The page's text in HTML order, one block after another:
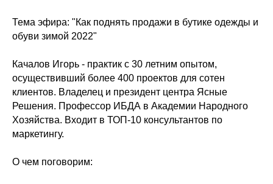
Тема эфира: "Как поднять продажи в бутике одежды и
обуви зимой 2022"
Качалов Игорь - практик с 30 летним опытом,
осуществивший более 400 проектов для сотен
клиентов. Владелец и президент центра Ясные
Решения. Профессор ИБДА в Академии Народного
Хозяйства. Входит в ТОП-10 консультантов по
маркетингу.
О чем поговорим: